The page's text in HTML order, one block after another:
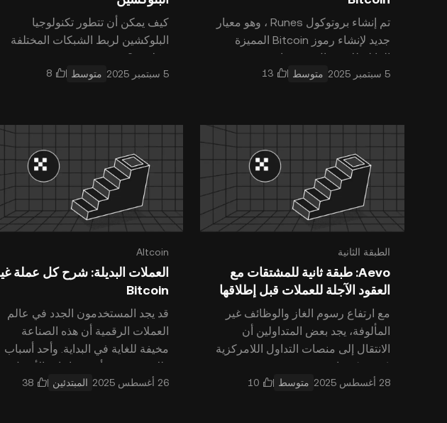
تم إنشاء بروتوكول Runes ، وهو معيار
جديد لإنشاء رموز Bitcoin المميزة
الكثير من الإثارة والنشاط حيث اندفع
متوسط
كيف يمكن أن تتطور تكنولوجيا
البلوكشين لربط الشبكات المختلفة
بروتوكول المراسلة عبر الشبكات،
متوسط
الطبقة الثانية
Aevo: طبقة ثانية للمشتقات مع
العقود الآجلة للعملات قبل إطلاقها
مع ارتفاع رسوم الغاز والوظائف غير
المألوفة، يجد بعض المتداولين أن
الانتقال إلى منصات التداول اللامركزية
(DEXs) بمثابة جسر يصعب عبوره
عندما يتعلق الأمر متوسط
Altcoin
العملات البديلة: شرح كل عملة
Bitcoin
قد يجد المستخدمون الجدد في عالم
العملات الرقمية أن هذه الصناعة
مخيفة للغاية في البداية. وأحد أسباب
ذلك هو حقيقة أن مساحات الأصول
الرقمية تأتي مع قاموس
المبتدئين